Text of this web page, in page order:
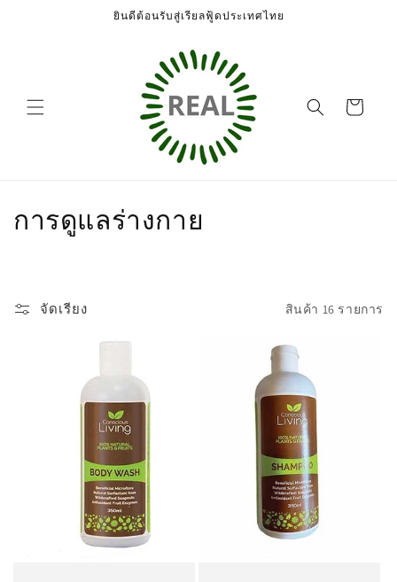
ยินดีต้อนรับสู่เรียลฟู้ดประเทศไทย
สินค้า
ค
เ
การดูแลร่างกาย
จัดเรียง สินค้า 16 รายการ